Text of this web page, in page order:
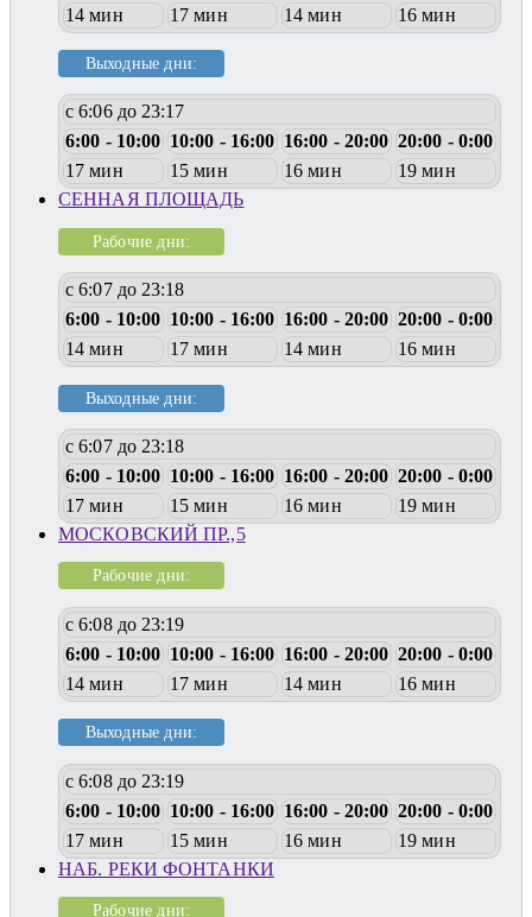
14 мин
17 мин 14 мин 16 мин
Выходные дни:
с 6:06 до 23:17
6:00 - 10:00 10:00 - 16:00 16:00 - 20:00 20:00 - 0:00
17 мин
15 мин 16 мин
19 мин
СЕННАЯ ПЛОЩАДЬ
Рабочие дни:
с 6:07 до 23:18
6:00 - 10:00 10:00 - 16:00 16:00 - 20:00 20:00 - 0:00
14 мин
17 мин 14 мин 16 мин
Выходные дни:
с 6:07 до 23:18
6:00 - 10:00 10:00 - 16:00 16:00 - 20:00 20:00 - 0:00
17 мин
15 мин 16 мин
19 мин
МОСКОВСКИЙ ПР.,5
Рабочие дни:
с 6:08 до 23:19
6:00 - 10:00 10:00 - 16:00 16:00 - 20:00 20:00 - 0:00
14 мин
17 мин 14 мин 16 мин
Выходные дни:
с 6:08 до 23:19
6:00 - 10:00 10:00 - 16:00 16:00 - 20:00 20:00 - 0:00
17 мин
15 мин 16 мин
19 мин
НАБ. РЕКИ ФОНТАНКИ
Рабочие дни: